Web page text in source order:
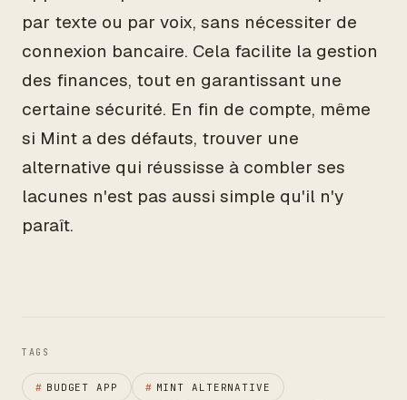
par texte ou par voix, sans nécessiter de
connexion bancaire. Cela facilite la gestion
des finances, tout en garantissant une
certaine sécurité. En fin de compte, même
si Mint a des défauts, trouver une
alternative qui réussisse à combler ses
lacunes n'est pas aussi simple qu'il n'y
paraît.
TAGS
# BUDGET APP # MINT ALTERNATIVE